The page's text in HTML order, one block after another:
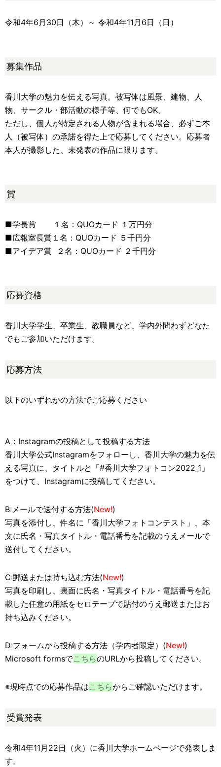
令和4年6月30日（木）～ 令和4年11月6日（日）
募集作品
香川大学の魅力を伝える写真。被写体は風景、建物、人
物、サークル・部活動の様子等、何でもOK。
ただし、個人が特定される人物が含まれる場合、必ずご本
人（被写体）の承諾を得た上で応募してください。応募者
本人が撮影した、未発表の作品に限ります。
賞
■学長賞 １名：QUOカード １万円分
■広報室長賞１名：QUOカード ５千円分
■アイデア賞 ２名：QUOカード ２千円分
応募資格
香川大学学生、卒業生、教職員など、学内外問わずどなた
でもご参加いただけます。
応募方法
以下のいずれかの方法でご応募ください
A：Instagramの投稿として投稿する方法
香川大学公式Instagramをフォローし、香川大学の魅力を伝
える写真に、タイトルと「#香川大学フォトコン2022_1」
をつけて、Instagramに投稿してください。
B:メールで送付する方法(New!)
写真を添付し、件名に「香川大学フォトコンテスト」、本
文に氏名・写真タイトル・電話番号を記載のうえメールで
送付してください。
C:郵送または持ち込む方法(New!)
写真を印刷し、裏面に氏名・写真タイトル・電話番号を記
載した任意の用紙をセロテープで貼付のうえ郵送またはお
持ち込みください。
D:フォームから投稿する方法（学内者限定）(New!)
Microsoft formsでこちらのURLから投稿してください。
※現時点での応募作品はこちらからご確認いただけます。
受賞発表
令和4年11月22日（火）に香川大学ホームページで発表しま
す。